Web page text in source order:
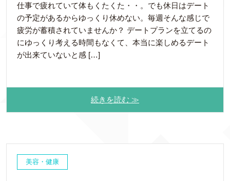
仕事で疲れていて体もくたくた・・。でも休日はデート
の予定があるからゆっくり休めない。毎週そんな感じで
疲労が蓄積されていませんか？ デートプランを立てるの
にゆっくり考える時間もなくて、本当に楽しめるデート
が出来ていないと感 […]
続きを読む ≫
美容・健康